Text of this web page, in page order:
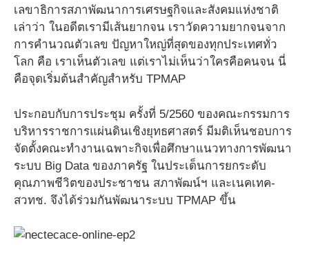
เลขาธิการสภาพัฒนาการเศรษฐกิจและสังคมแห่งชาติ
เล่าว่า ในอดีตเรามีเส้นยากจน เราวัดความยากจนจาก
การคำนวณตัวเลข ปัญหาใหญ่ที่สุดของทุกประเทศทั่ว
โลก คือ เราเห็นตัวเลข แต่เราไม่เห็นว่าใครคือคนจน นี่
คือจุดเริ่มต้นสำคัญสำหรับ TPMAP
ประกอบกับการประชุม ครั้งที่ 5/2560 ของคณะกรรมการ
บริหารราชการแผ่นดินเชิงยุทธศาสตร์ มีมติเห็นชอบการ
จัดตั้งคณะทำงานเฉพาะกิจเพื่อศึกษาแนวทางการพัฒนา
ระบบ Big Data ของภาครัฐ ในประเด็นการยกระดับ
คุณภาพชีวิตของประชาชน สภาพัฒน์ฯ และเนคเทค-
สวทช. จึงได้ร่วมกันพัฒนาระบบ TPMAP ขึ้น